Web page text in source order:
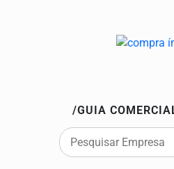
/GUIA